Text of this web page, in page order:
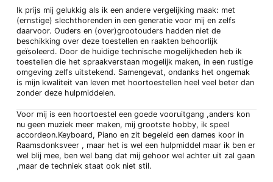
Ik prijs mij gelukkig als ik een andere vergelijking maak: met
(ernstige) slechthorenden in een generatie voor mij en zelfs
daarvoor. Ouders en (over)grootouders hadden niet de
beschikking over deze toestellen en raakten behoorlijk
geïsoleerd. Door de huidige technische mogelijkheden heb ik
toestellen die het spraakverstaan mogelijk maken, in een rustige
omgeving zelfs uitstekend. Samengevat, ondanks het ongemak
is mijn kwaliteit van leven met hoortoestellen heel veel beter dan
zonder deze hulpmiddelen.
Voor mij is een hoortoestel een goede vooruitgang ,anders kon
nu geen muziek meer maken, mij grootste hobby, ik speel
accordeon.Keyboard, Piano en zit begeleid een dames koor in
Raamsdonksveer , maar het is wel een hulpmiddel maar ik ben er
wel blij mee, ben wel bang dat mij gehoor wel achter uit zal gaan
,maar de techniek staat ook niet stil.